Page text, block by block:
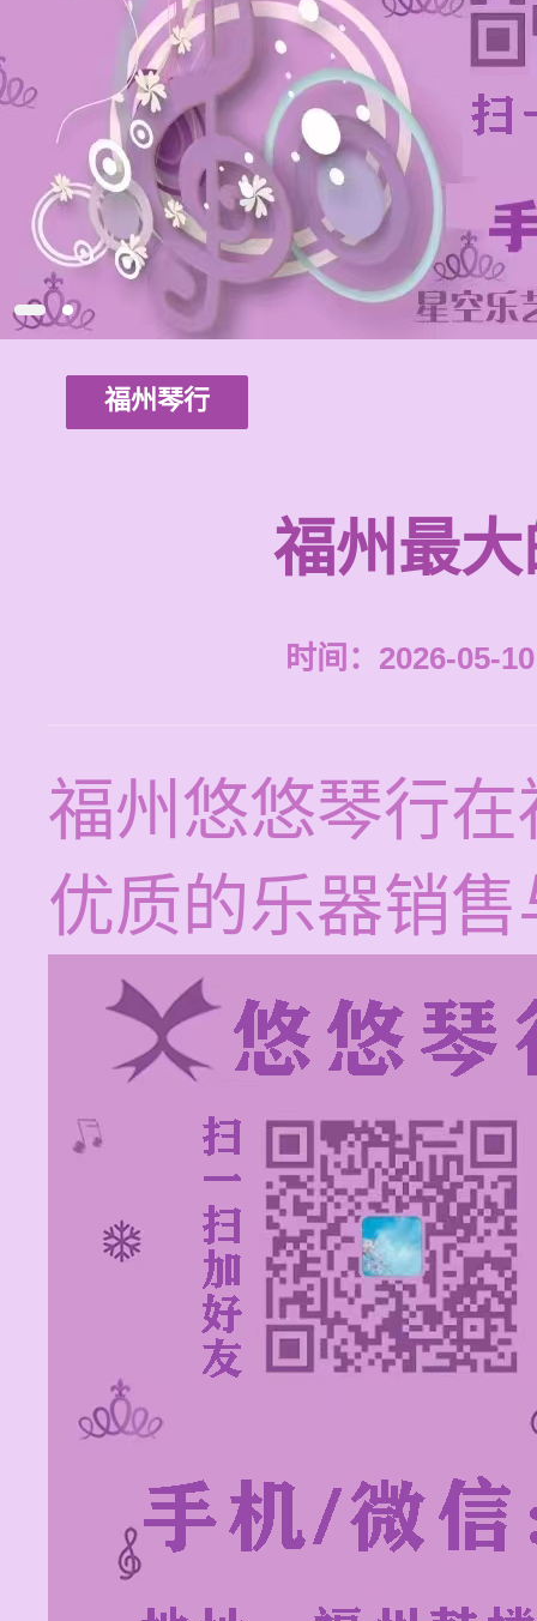
福州琴行
福州最
时间：2026-05-
福州悠悠琴行
优质的乐器销